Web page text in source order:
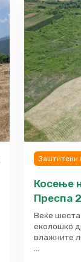
Заштитени
Косење
Преспа
Веќе
еколошко
влажните
…